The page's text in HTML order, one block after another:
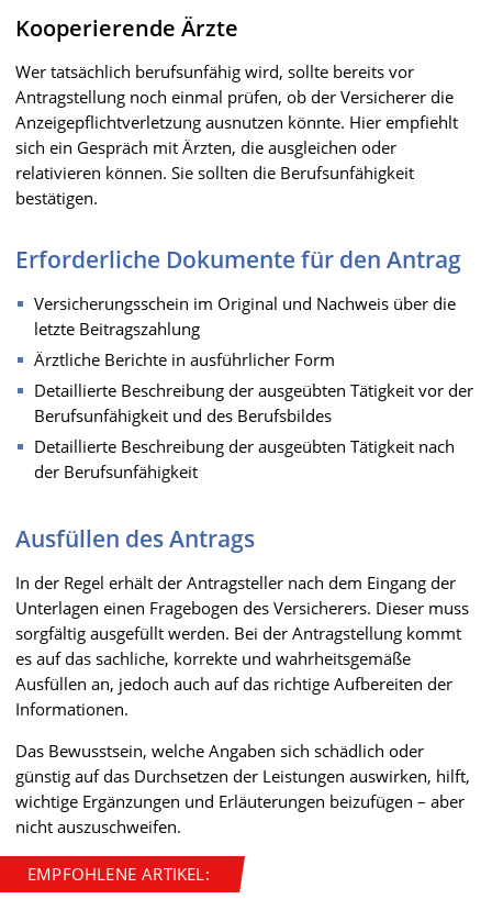
Kooperierende Ärzte
Wer tatsächlich berufsunfähig wird, sollte bereits vor
Antragstellung noch einmal prüfen, ob der Versicherer die
Anzeigepflichtverletzung ausnutzen könnte. Hier empfiehlt
sich ein Gespräch mit Ärzten, die ausgleichen oder
relativieren können. Sie sollten die Berufsunfähigkeit
bestätigen.
Erforderliche Dokumente für den Antrag
Versicherungsschein im Original und Nachweis über die
letzte Beitragszahlung
Ärztliche Berichte in ausführlicher Form
Detaillierte Beschreibung der ausgeübten Tätigkeit vor der
Berufsunfähigkeit und des Berufsbildes
Detaillierte Beschreibung der ausgeübten Tätigkeit nach
der Berufsunfähigkeit
Ausfüllen des Antrags
In der Regel erhält der Antragsteller nach dem Eingang der
Unterlagen einen Fragebogen des Versicherers. Dieser muss
sorgfältig ausgefüllt werden. Bei der Antragstellung kommt
es auf das sachliche, korrekte und wahrheitsgemäße
Ausfüllen an, jedoch auch auf das richtige Aufbereiten der
Informationen.
Das Bewusstsein, welche Angaben sich schädlich oder
günstig auf das Durchsetzen der Leistungen auswirken, hilft,
wichtige Ergänzungen und Erläuterungen beizufügen – aber
nicht auszuschweifen.
EMPFOHLENE ARTIKEL: